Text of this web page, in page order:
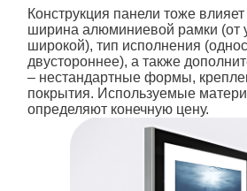
Конструкция панели тоже
ширина алюминиевой рамки (от
широкой), тип исполнения
двустороннее), а также
– нестандартные формы,
покрытия. Используемые
определяют конечную цену.